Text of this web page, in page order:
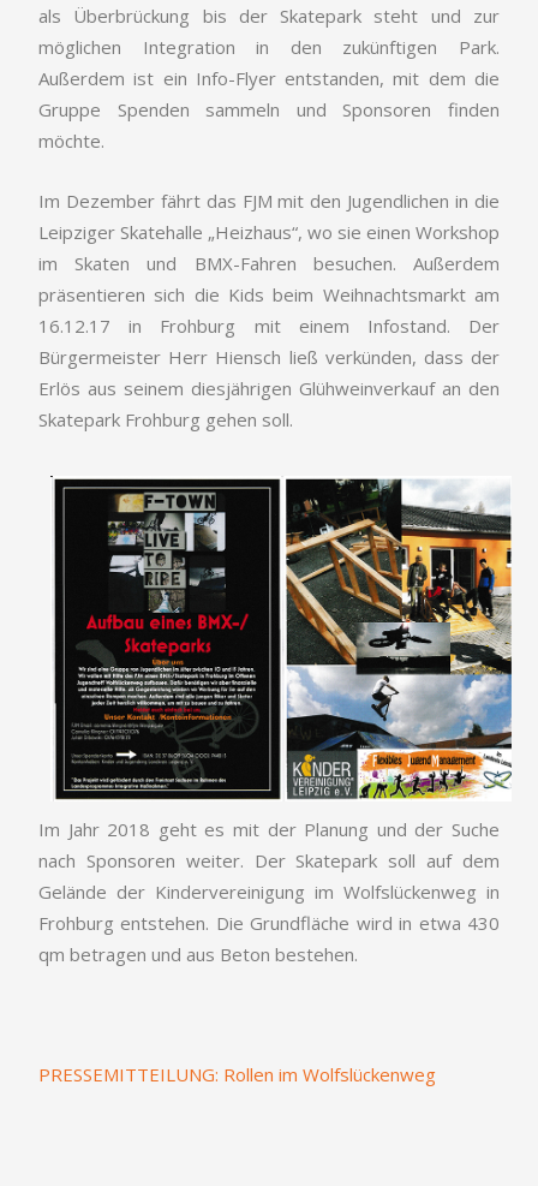
als Überbrückung bis der Skatepark steht und zur
möglichen Integration in den zukünftigen Park.
Außerdem ist ein Info-Flyer entstanden, mit dem die
Gruppe Spenden sammeln und Sponsoren finden
möchte.
Im Dezember fährt das FJM mit den Jugendlichen in die
Leipziger Skatehalle „Heizhaus“, wo sie einen Workshop
im Skaten und BMX-Fahren besuchen. Außerdem
präsentieren sich die Kids beim Weihnachtsmarkt am
16.12.17 in Frohburg mit einem Infostand. Der
Bürgermeister Herr Hiensch ließ verkünden, dass der
Erlös aus seinem diesjährigen Glühweinverkauf an den
Skatepark Frohburg gehen soll.
Im Jahr 2018 geht es mit der Planung und der Suche
nach Sponsoren weiter. Der Skatepark soll auf dem
Gelände der Kindervereinigung im Wolfslückenweg in
Frohburg entstehen. Die Grundfläche wird in etwa 430
qm betragen und aus Beton bestehen.
PRESSEMITTEILUNG: Rollen im Wolfslückenweg